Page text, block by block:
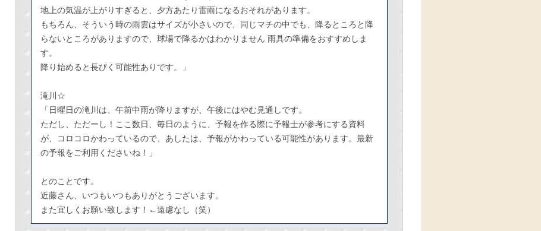
地上の気温が上がりすぎると、夕方あたり雷雨になるおそれがあります。
もちろん、そういう時の雨雲はサイズが小さいので、同じマチの中でも、降るところと降
らないところがありますので、球場で降るかはわかりません 雨具の準備をおすすめしま
す。
降り始めると長びく可能性ありです。」
滝川☆
「日曜日の滝川は、午前中雨が降りますが、午後にはやむ見通しです。
ただし、ただーし！ここ数日、毎日のように、予報を作る際に予報士が参考にする資料
が、コロコロかわっているので、あしたは、予報がかわっている可能性があります。最新
の予報をご利用くださいね！」
とのことです。
近藤さん、いつもいつもありがとうございます。
また宜しくお願い致します！←遠慮なし（笑）